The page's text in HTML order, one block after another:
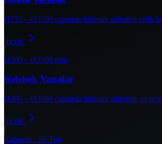
Ø750 – Ø3500 çaplarda hidrolik silindirli çelik
İncele
Ø300 – Ø3500 mm
Kelebek Vanalar
Ø300 – Ø3500 çaplarda hidrolik silindirli, el ve
İncele
Kapasite · 50 Ton